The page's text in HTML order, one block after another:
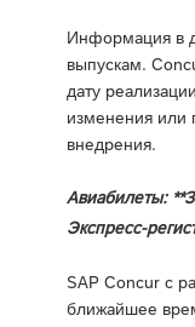
Информация в
выпускам.
дату
изменения или
внедрения.
Авиабилеты:
Экспресс-
SAP Concur с
ближайшее